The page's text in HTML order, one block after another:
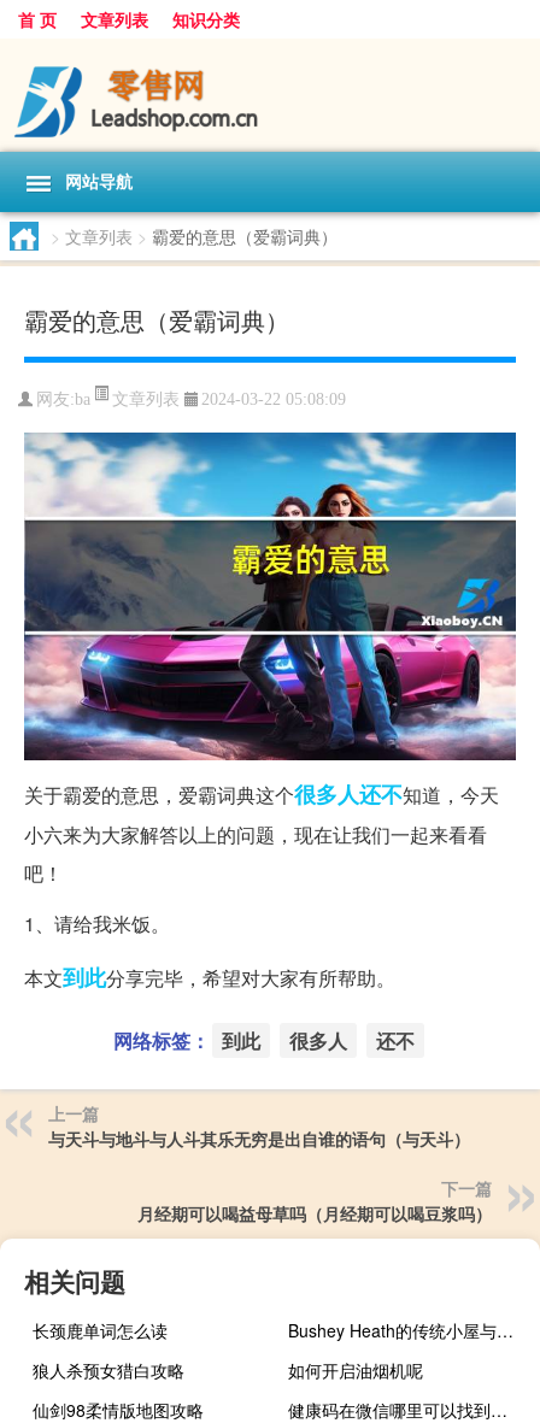
首 页 文章列表 知识分类
网站导航
> 文章列表 > 霸爱的意思（爱霸词典）
霸爱的意思（爱霸词典）
网友:ba 文章列表 2024-03-22 05:08:09
关于霸爱的意思，爱霸词典这个很多人还不知道，今天
小六来为大家解答以上的问题，现在让我们一起来看看
吧！
1、请给我米饭。
本文到此分享完毕，希望对大家有所帮助。
网络标签： 到此 很多人 还不
上一篇
与天斗与地斗与人斗其乐无穷是出自谁的语句（与天斗）
下一篇
月经期可以喝益母草吗（月经期可以喝豆浆吗）
相关问题
长颈鹿单词怎么读
Bushey Heath的传统小屋与现代室内设计的结合
狼人杀预女猎白攻略
如何开启油烟机呢
仙剑98柔情版地图攻略
健康码在微信哪里可以找到（健康码在微信哪里）